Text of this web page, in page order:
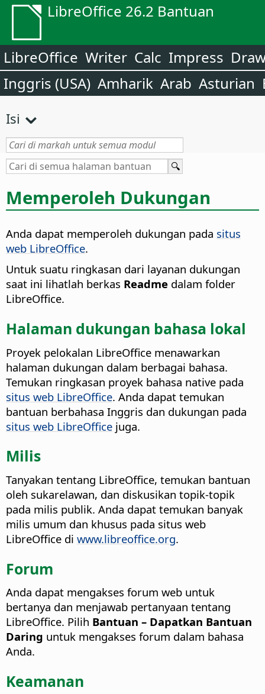
LibreOffice 26.2 Bantuan
LibreOffice Writer Calc Impress
Inggris (USA) Amharik Arab Asturian
Isi
Memperoleh Dukungan
Anda dapat memperoleh dukungan pada situs
web LibreOffice.
Untuk suatu ringkasan dari layanan dukungan
saat ini lihatlah berkas Readme dalam folder
LibreOffice.
Halaman dukungan bahasa lokal
Proyek pelokalan LibreOffice menawarkan
halaman dukungan dalam berbagai bahasa.
Temukan ringkasan proyek bahasa native pada
situs web LibreOffice. Anda dapat temukan
bantuan berbahasa Inggris dan dukungan pada
situs web LibreOffice juga.
Milis
Tanyakan tentang LibreOffice, temukan bantuan
oleh sukarelawan, dan diskusikan topik-topik
pada milis publik. Anda dapat temukan banyak
milis umum dan khusus pada situs web
LibreOffice di www.libreoffice.org.
Forum
Anda dapat mengakses forum web untuk
bertanya dan menjawab pertanyaan tentang
LibreOffice. Pilih Bantuan – Dapatkan Bantuan
Daring untuk mengakses forum dalam bahasa
Anda.
Keamanan